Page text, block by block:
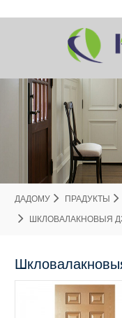
ДАДОМУ ПРАДУКТЫ
ШКЛОВАЛАКНОВЫЯ